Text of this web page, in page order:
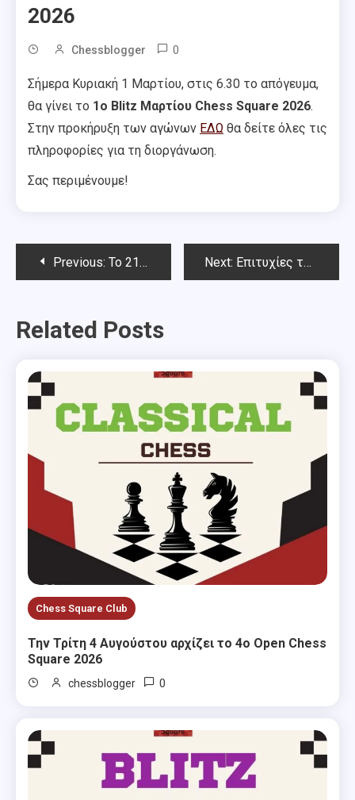
2026
Chessblogger 0
Σήμερα Κυριακή 1 Μαρτίου, στις 6.30 το απόγευμα,
θα γίνει το 1ο Blitz Μαρτίου Chess Square 2026.
Στην προκήρυξη των αγώνων ΕΔΩ θα δείτε όλες τις
πληροφορίες για τη διοργάνωση.
Σας περιμένουμε!
PostPrevious: To 21ο open ΤΡΙΑΝΤΑΦΥΛΛΟΣ ΣΙΑΠΕΡΑΣ-Αποτελέσματα Next: Επιτυχίες των αθλητών μας στο προκριματικό μαθητικό πρωτάθλημα σκακιού Δ’ Τομέα Αττικής 2026
Related Posts
Chess Square Club
Την Τρίτη 4 Αυγούστου αρχίζει το 4ο Open Chess
Square 2026
chessblogger 0